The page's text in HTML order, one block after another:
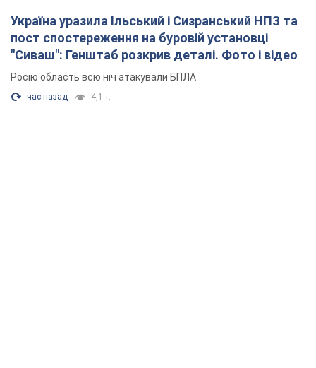
Україна уразила Ільський і Сизранський НПЗ та
пост спостереження на буровій установці
"Сиваш": Генштаб розкрив деталі. Фото і відео
Росію область всю ніч атакували БПЛА
час назад 4,1 т.